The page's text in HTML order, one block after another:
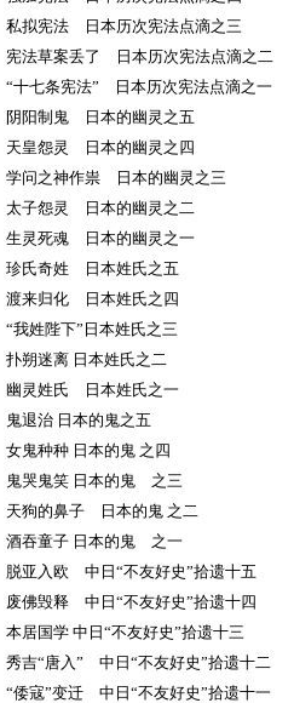
私拟宪法 日本历次宪法点滴之三
宪法草案丢了 日本历次宪法点滴之二
“十七条宪法” 日本历次宪法点滴之一
阴阳制鬼 日本的幽灵之五
天皇怨灵 日本的幽灵之四
学问之神作祟 日本的幽灵之三
太子怨灵 日本的幽灵之二
生灵死魂 日本的幽灵之一
珍氏奇姓 日本姓氏之五
渡来归化 日本姓氏之四
“我姓陛下”日本姓氏之三
扑朔迷离 日本姓氏之二
幽灵姓氏 日本姓氏之一
鬼退治 日本的鬼之五
女鬼种种 日本的鬼 之四
鬼哭鬼笑 日本的鬼 之三
天狗的鼻子 日本的鬼 之二
酒吞童子 日本的鬼 之一
脱亚入欧 中日“不友好史”拾遗十五
废佛毁释 中日“不友好史”拾遗十四
本居国学 中日“不友好史”拾遗十三
秀吉“唐入” 中日“不友好史”拾遗十二
“倭寇”变迁 中日“不友好史”拾遗十一